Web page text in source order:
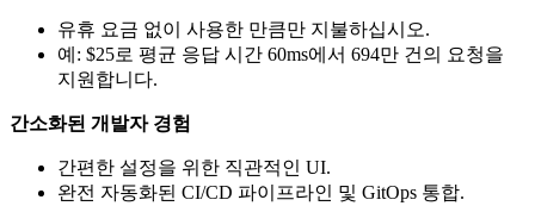
유휴 요금 없이 사용한 만큼만 지불하십시오.
예: $25로 평균 응답 시간 60ms에서 694만 건의 요청을
지원합니다.
간소화된 개발자 경험
간편한 설정을 위한 직관적인 UI.
완전 자동화된 CI/CD 파이프라인 및 GitOps 통합.